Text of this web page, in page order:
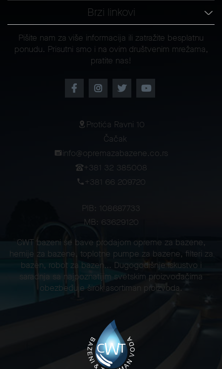
Brzi linkovi
Pišite nam za više informacija ili zatražite besplatnu
ponudu. Prisutni smo i na ovim društvenim mrežama,
pratite nas!
Protića Ravni 10
Čačak
info@opremazabazene.co.rs
+381 32 385008
+381 66 209720
PIB: 108687733
MB: 63629120
CWT bazeni se bave prodajom opreme za bazene,
hemije za bazene, toplotne pumpe za bazene, filteri za
bazen, robot za bazen... Dugogodišnje iskustvo i
saradnja sa najpoznatijim svetskim proizvođačima
obezbeđuje širok asortiman proizvoda.